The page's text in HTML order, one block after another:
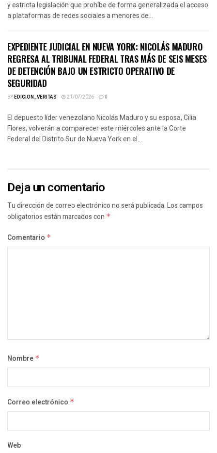
y estricta legislación que prohíbe de forma generalizada el acceso
a plataformas de redes sociales a menores de...
EXPEDIENTE JUDICIAL EN NUEVA YORK: NICOLÁS MADURO
REGRESA AL TRIBUNAL FEDERAL TRAS MÁS DE SEIS MESES
DE DETENCIÓN BAJO UN ESTRICTO OPERATIVO DE
SEGURIDAD
BYEDICION_VERITAS 21/07/2026 0
El depuesto líder venezolano Nicolás Maduro y su esposa, Cilia
Flores, volverán a comparecer este miércoles ante la Corte
Federal del Distrito Sur de Nueva York en el...
Deja un comentario
Tu dirección de correo electrónico no será publicada.Los campos
obligatorios están marcados con *
Comentario *
Nombre *
Correo electrónico *
Web